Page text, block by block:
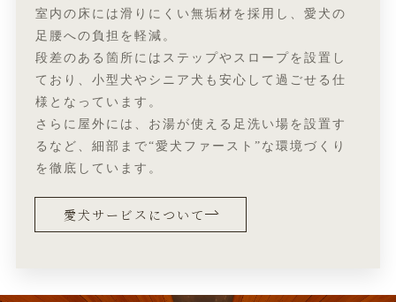
室内の床には滑りにくい無垢材を採用し、愛犬の
足腰への負担を軽減。
段差のある箇所にはステップやスロープを設置し
ており、小型犬やシニア犬も安心して過ごせる仕
様となっています。
さらに屋外には、お湯が使える足洗い場を設置す
るなど、細部まで“愛犬ファースト”な環境づくり
を徹底しています。
愛犬サービスについて